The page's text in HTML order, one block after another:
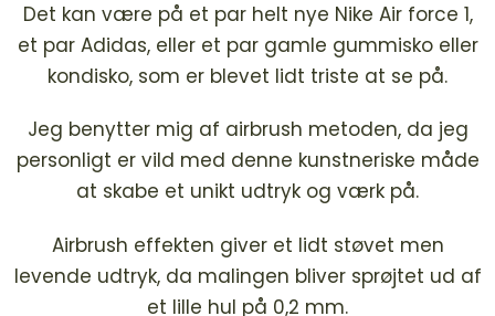
Det kan være på et par helt nye Nike Air force 1,
et par Adidas, eller et par gamle gummisko eller
kondisko, som er blevet lidt triste at se på.
Jeg benytter mig af airbrush metoden, da jeg
personligt er vild med denne kunstneriske måde
at skabe et unikt udtryk og værk på.
Airbrush effekten giver et lidt støvet men
levende udtryk, da malingen bliver sprøjtet ud af
et lille hul på 0,2 mm.